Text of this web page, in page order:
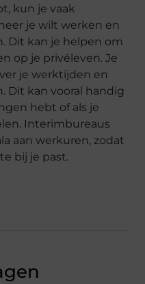
kun je vaak
je wilt werken en
Dit kan je helpen om
op je privéleven. Je
je werktijden en
Dit kan vooral handig
hebt of als je
Interimbureaus
aan werkuren, zodat
bij je past.